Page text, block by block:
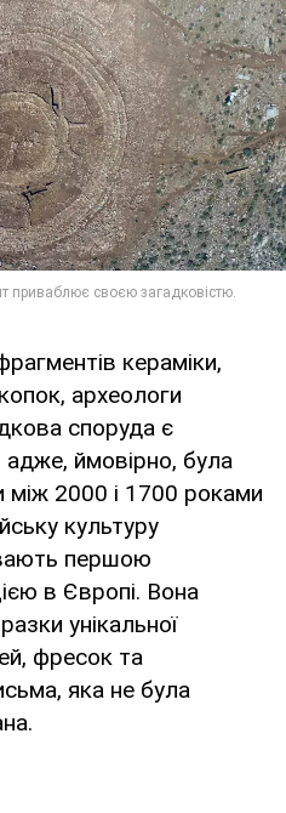
кераміки,
археологи
споруда є
ймовірно, була
між 2000 і 1700 роками
культуру
першою
в Європі. Вона
унікальної
фресок та
яка не була